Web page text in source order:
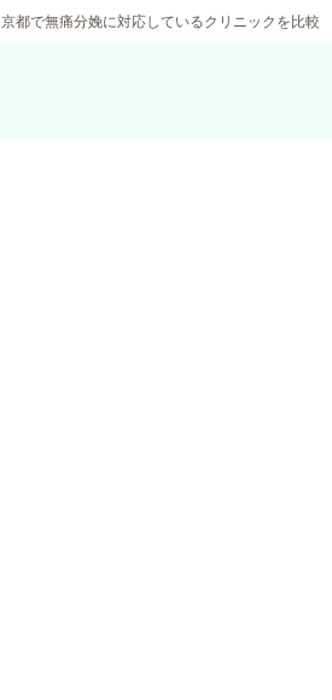
京都で無痛分娩に対応しているクリニックを比較